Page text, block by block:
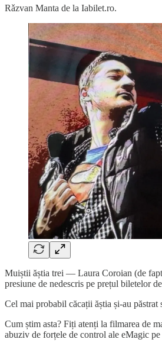
Rǎzvan Manta de la Iabilet.ro.
Muiștii ăștia trei — Laura Coroian (de
presiune de nedescris pe prețul biletelor
Cel mai probabil căcații ăștia și-au păstrat
Cum știm asta? Fiți atenți la filmarea de
abuziv de forțele de control ale eMagic